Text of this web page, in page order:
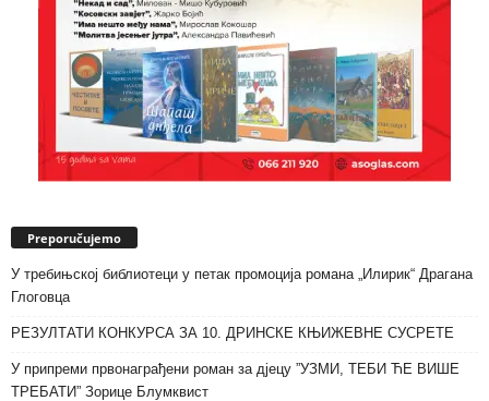
Preporučujemo
У требињској библиотеци у петак промоција романа „Илирик“ Драгана
Глоговца
РЕЗУЛТАТИ КОНКУРСА ЗА 10. ДРИНСКЕ КЊИЖЕВНЕ СУСРЕТЕ
У припреми првонаграђени роман за дјецу ”УЗМИ, ТЕБИ ЋЕ ВИШЕ
ТРЕБАТИ” Зорице Блумквист